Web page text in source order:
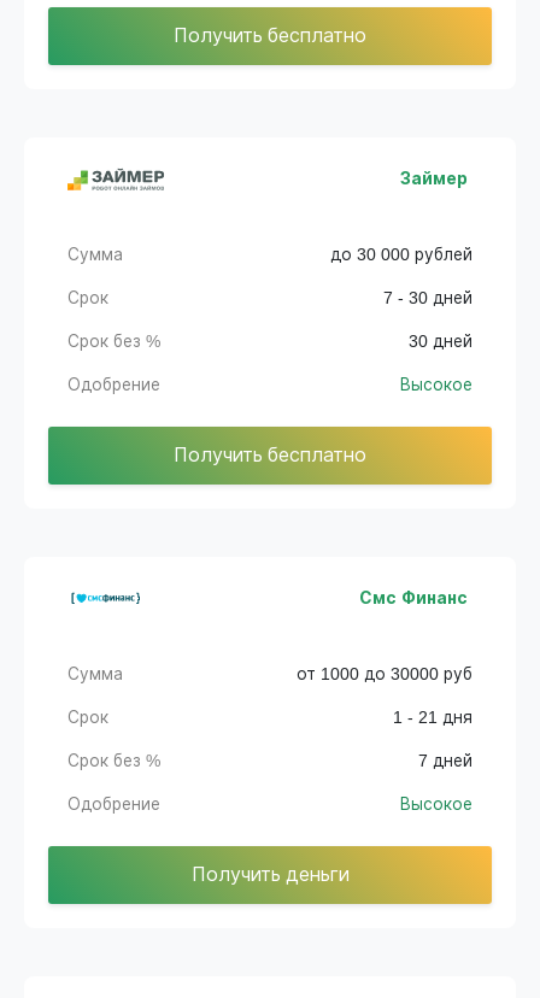
Получить бесплатно
Займер
Сумма до 30 000 рублей
Срок 7 - 30 дней
Срок без % 30 дней
Одобрение Высокое
Получить бесплатно
Смс Финанс
Сумма от 1000 до 30000 руб
Срок 1 - 21 дня
Срок без % 7 дней
Одобрение Высокое
Получить деньги